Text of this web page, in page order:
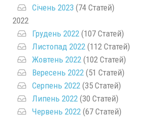
Січень 2023 (74 Статей)
2022
Грудень 2022 (107 Статей)
Листопад 2022 (112 Статей)
Жовтень 2022 (102 Статей)
Вересень 2022 (51 Статей)
Серпень 2022 (35 Статей)
Липень 2022 (30 Статей)
Червень 2022 (67 Статей)